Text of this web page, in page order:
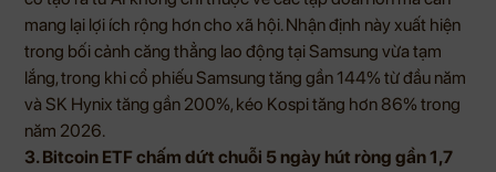
mang lại lợi ích rộng hơn cho xã hội. Nhận định này xuất hiện
trong bối cảnh căng thẳng lao động tại Samsung vừa tạm
lắng, trong khi cổ phiếu Samsung tăng gần 144% từ đầu năm
và SK Hynix tăng gần 200%, kéo Kospi tăng hơn 86% trong
năm 2026.
3. Bitcoin ETF chấm dứt chuỗi 5 ngày hút ròng gần 1,7